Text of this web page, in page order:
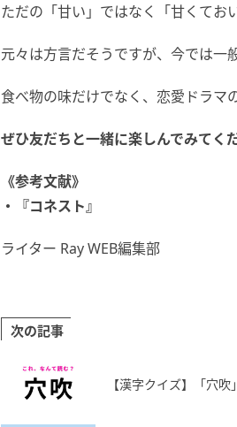
ただの「甘い」ではなく「甘くてお
元々は方言だそうですが、今では一
食べ物の味だけでなく、恋愛ドラマ
ぜひ友だちと一緒に楽しんでみてく
《参考文献》
・『コネスト』
ライター Ray WEB編集部
次の記事
【漢字クイズ】「穴